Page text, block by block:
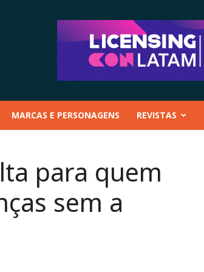
MARCAS E PERSONAGENS REVISTAS
para quem
sem a